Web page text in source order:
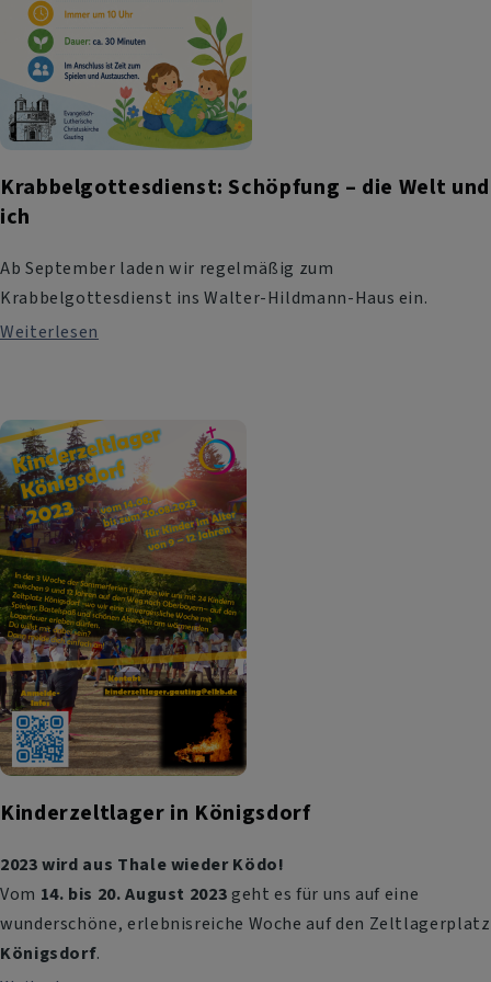
Krabbelgottesdienst: Schöpfung – die Welt und
ich
Ab September laden wir regelmäßig zum
Krabbelgottesdienst ins Walter-Hildmann-Haus ein.
Weiterlesen
–
die
Welt
und
ich
Kinderzeltlager in Königsdorf
2023 wird aus Thale wieder Ködo!
Vom 14. bis 20. August 2023geht es für uns auf eine
wunderschöne, erlebnisreiche Woche auf den Zeltlagerplatz
Königsdorf.